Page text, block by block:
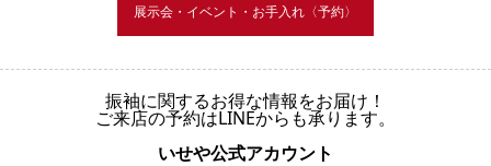
展示会・イベント・お手入れ〈予約〉
振袖に関するお得な情報をお届け！
ご来店の予約はLINEからも承ります。
いせや公式アカウント